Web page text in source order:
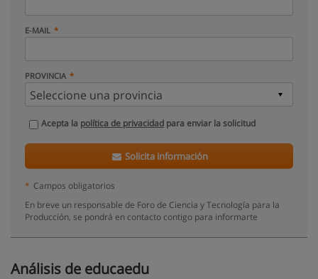
E-MAIL
PROVINCIA
Acepta la política de privacidad para enviar la solicitud
Solicita información
* Campos obligatorios
En breve un responsable de Foro de Ciencia y Tecnología para la
Producción, se pondrá en contacto contigo para informarte
Análisis de educaedu